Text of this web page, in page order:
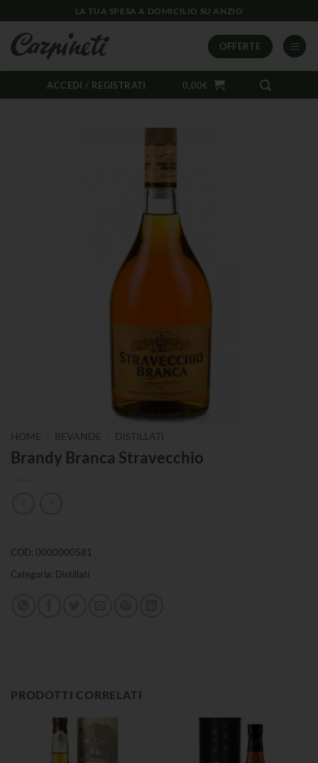
LA TUA SPESA A DOMICILIO SU ANZIO
OFFERTE
ACCEDI / REGISTRATI 0,00€
HOME BEVANDE DISTILLATI
Brandy Branca Stravecchio
COD: 0000000581
Categoria: Distillati
PRODOTTI CORRELATI